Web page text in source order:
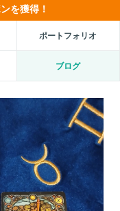
を獲得！
ポートフォリオ
ブログ